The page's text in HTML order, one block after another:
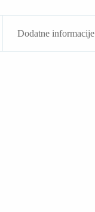
Dodatne informacije